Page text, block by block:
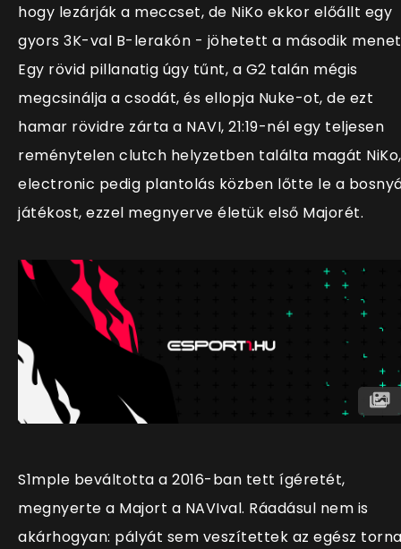
hogy lezárják a meccset, de NiKo ekkor előállt egy
gyors 3K-val B-lerakón - jöhetett a második
Egy rövid pillanatig úgy tűnt, a G2 talán mégis
megcsinálja a csodát, és ellopja Nuke-ot, de ezt
hamar rövidre zárta a NAVI, 21:19-nél egy teljesen
reménytelen clutch helyzetben találta magát NiKo,
electronic pedig plantolás közben lőtte le a
játékost, ezzel megnyerve életük első Majorét.
S1mple beváltotta a 2016-ban tett ígéretét,
megnyerte a Majort a NAVIval. Ráadásul nem is
akárhogyan: pályát sem veszítettek az egész